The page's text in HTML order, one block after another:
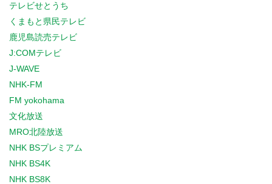
テレビせとうち
くまもと県民テレビ
鹿児島読売テレビ
J:COMテレビ
J-WAVE
NHK-FM
FM yokohama
文化放送
MRO北陸放送
NHK BSプレミアム
NHK BS4K
NHK BS8K